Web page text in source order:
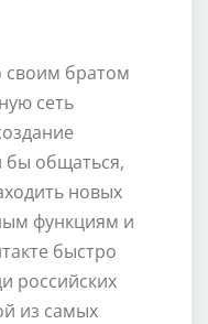
своим братом
сеть
бы общаться,
новых
функциям и
быстро
российских
из самых